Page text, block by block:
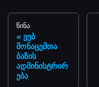
წინა
ვებ
მონაცემთა
ბაზის
ადმინისტრირ
ება